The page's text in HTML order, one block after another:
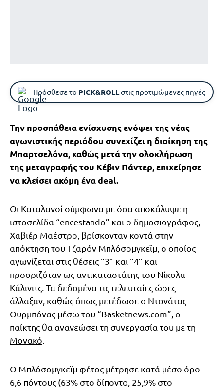
Πρόσθεσε το PICK&ROLLστις προτιμώμενες πηγές
Την προσπάθεια ενίσχυσης ενόψει της νέας
αγωνιστικής περιόδου συνεχίζει η διοίκηση της
Μπαρτσελόνα, καθώς μετά την ολοκλήρωση
της μεταγραφής του Κέβιν Πάντερ, επιχείρησε
να κλείσει ακόμη ένα deal.
Οι Καταλανοί σύμφωνα με όσα αποκάλυψε η
ιστοσελίδα “encestando” και ο δημοσιογράφος,
Χαβιέρ Μαέστρο, βρίσκονταν κοντά στην
απόκτηση του Τζαρόν Μπλόσομγκεϊμ, ο οποίος
αγωνίζεται στις θέσεις “3” και “4” και
προοριζόταν ως αντικαταστάτης του Νίκολα
Κάλινιτς. Τα δεδομένα τις τελευταίες ώρες
άλλαξαν, καθώς όπως μετέδωσε ο Ντονάτας
Ουρμπόνας μέσω του “Basketnews.com”, ο
παίκτης θα ανανεώσει τη συνεργασία του με τη
Μονακό.
Ο Μπλόσομγκεϊμ φέτος μέτρησε κατά μέσο όρο
6,6 πόντους (63% στο δίποντο, 25,9% στο